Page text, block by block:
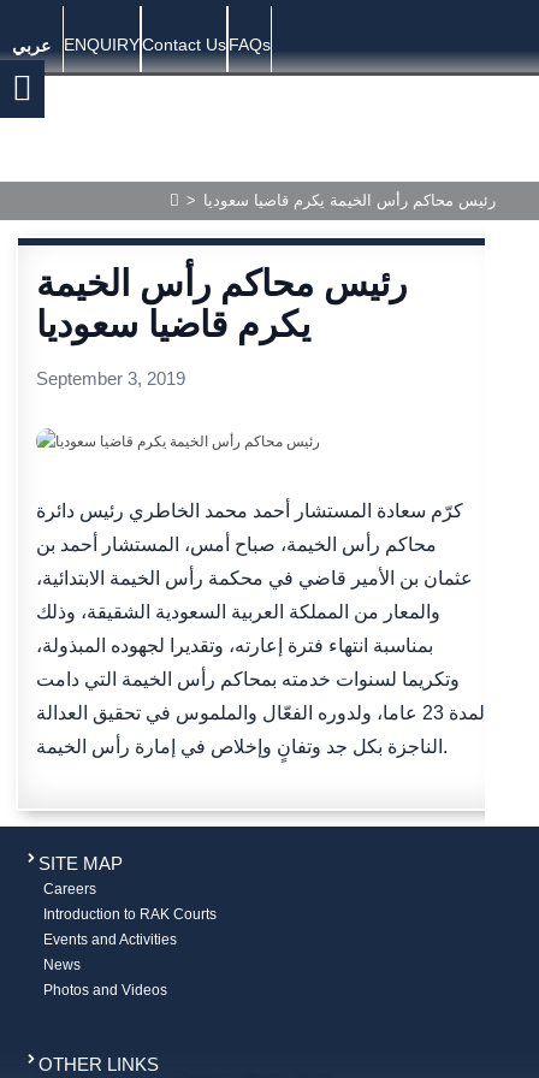
عربي ENQUIRYContact UsFAQs
> رئيس محاكم رأس الخيمة يكرم قاضيا سعوديا
رئيس محاكم رأس الخيمة
يكرم قاضيا سعوديا
September 3, 2019
كرّم سعادة المستشار أحمد محمد الخاطري رئيس دائرة
محاكم رأس الخيمة، صباح أمس، المستشار أحمد بن
عثمان بن الأمير قاضي في محكمة رأس الخيمة الابتدائية،
والمعار من المملكة العربية السعودية الشقيقة، وذلك
بمناسبة انتهاء فترة إعارته، وتقديرا لجهوده المبذولة،
وتكريما لسنوات خدمته بمحاكم رأس الخيمة التي دامت
لمدة 23 عاما، ولدوره الفعّال والملموس في تحقيق العدالة
الناجزة بكل جد وتفانٍ وإخلاص في إمارة رأس الخيمة.
SITE MAP
Careers
Introduction to RAK Courts
Events and Activities
News
Photos and Videos
OTHER LINKS